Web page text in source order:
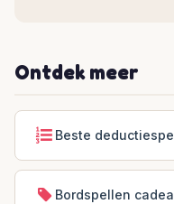
Ontdek meer
Beste
Bordspellen